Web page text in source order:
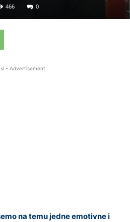
466 0
- Advertisement
na temu jedne emotivne i